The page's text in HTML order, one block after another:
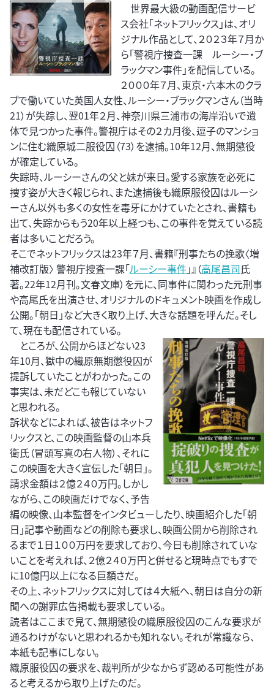
世界最大級の動画配信サービ
ス会社「ネットフリックス」は、オリ
ジナル作品として、２０２３年７月か
ら「警視庁捜査一課 ルーシー・ブ
ラックマン事件」を配信している。
２０００年７月、東京・六本木のクラ
ブで働いていた英国人女性、ルーシー・ブラックマンさん（当時
21）が失踪し、翌01年２月、神奈川県三浦市の海岸沿いで遺
体で見つかった事件。警視庁はその２カ月後、逗子のマンショ
ンに住む織原城二服役囚（73）を逮捕。10年12月、無期懲役
が確定している。
失踪時、ルーシーさんの父と妹が来日。愛する家族を必死に
捜す姿が大きく報じられ、また逮捕後も織原服役囚はルーシ
ーさん以外も多くの女性を毒牙にかけていたとされ、書籍も
出て、失踪からもう20年以上経つも、この事件を覚えている読
者は多いことだろう。
そこでネットフリックスは23年７月、書籍『刑事たちの挽歌〈増
補改訂版〉 警視庁捜査一課「ルーシー事件」』（高尾昌司氏
著。22年12月刊。文春文庫）を元に、同事件に関わった元刑事
や高尾氏を出演させ、オリジナルのドキュメント映画を作成し
公開。「朝日」など大きく取り上げ、大きな話題を呼んだ。そし
て、現在も配信されている。
ところが、公開からほどない23
年10月、獄中の織原無期懲役囚が
提訴していたことがわかった。この
事実は、未だどこも報じていない
と思われる。
訴状などによれば、被告はネットフ
リックスと、この映画監督の山本兵
衛氏（冒頭写真の右人物）、それに
この映画を大きく宣伝した「朝日」。
請求金額は２億２４０万円。しかし
ながら、この映画だけでなく、予告
編の映像、山本監督をインタビューしたり、映画紹介した「朝
日」記事や動画などの削除も要求し、映画公開から削除され
るまで１日１００万円を要求しており、今日も削除されていな
いことを考えれば、２億２４０万円と併せると現時点でもすで
に10億円以上になる巨額さだ。
その上、ネットフリックスに対しては４大紙へ、朝日は自分の新
聞への謝罪広告掲載も要求している。
読者はここまで見て、無期懲役の織原服役囚のこんな要求が
通るわけがないと思われるかも知れない。それが常識なら、
本紙も記事にしない。
織原服役囚の要求を、裁判所が少なからず認める可能性があ
ると考えるから取り上げたのだ。